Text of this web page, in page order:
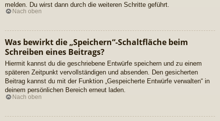
melden. Du wirst dann durch die weiteren Schritte geführt.
Nach oben
Was bewirkt die „Speichern“-Schaltfläche beim
Schreiben eines Beitrags?
Hiermit kannst du die geschriebene Entwürfe speichern und zu einem
späteren Zeitpunkt vervollständigen und absenden. Den gesicherten
Beitrag kannst du mit der Funktion „Gespeicherte Entwürfe verwalten“ in
deinem persönlichen Bereich erneut laden.
Nach oben